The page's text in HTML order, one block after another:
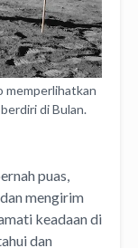
memperlihatkan
di Bulan.
puas,
mengirim
keadaan di
dan